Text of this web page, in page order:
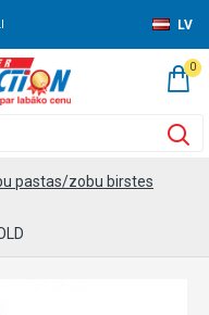
LV
0
pastas/zobu birstes